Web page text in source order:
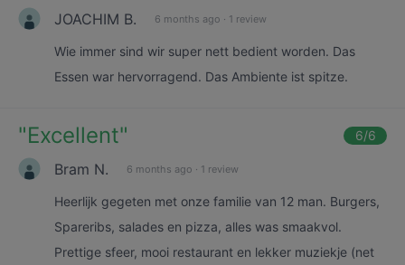
JOACHIM B. 6 months ago · 1 review
Wie immer sind wir super nett bedient worden. Das
Essen war hervorragend. Das Ambiente ist spitze.
"Excellent" 6/6
Bram N. 6 months ago · 1 review
Heerlijk gegeten met onze familie van 12 man. Burgers,
Spareribs, salades en pizza, alles was smaakvol.
Prettige sfeer, mooi restaurant en lekker muziekje (net